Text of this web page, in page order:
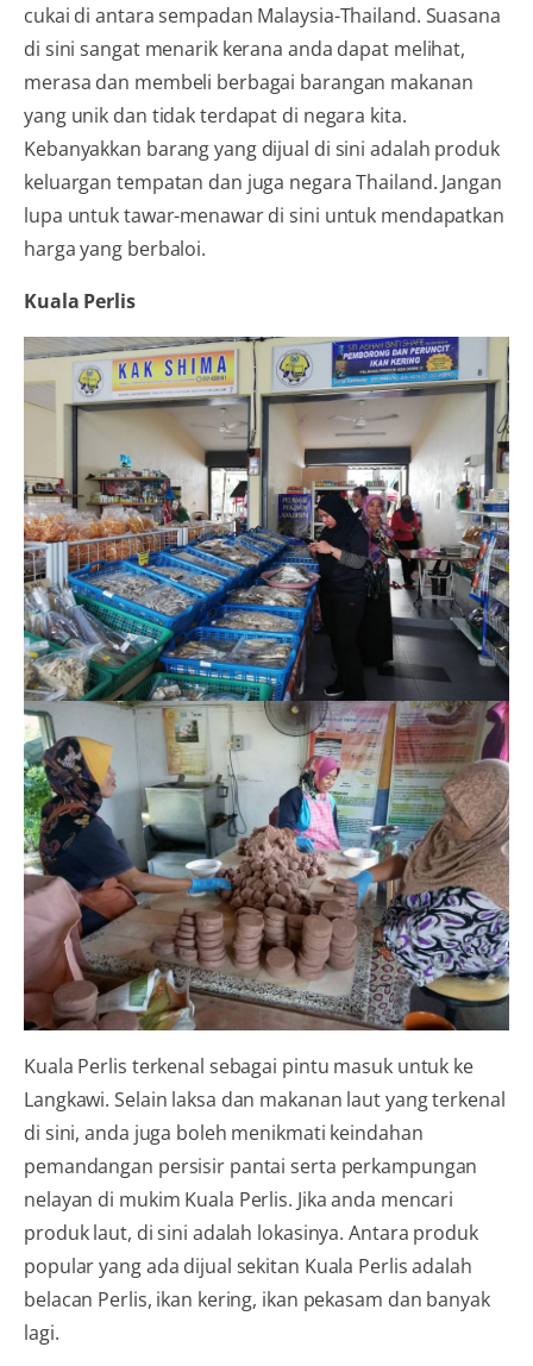
cukai di antara sempadan Malaysia-Thailand. Suasana
di sini sangat menarik kerana anda dapat melihat,
merasa dan membeli berbagai barangan makanan
yang unik dan tidak terdapat di negara kita.
Kebanyakkan barang yang dijual di sini adalah produk
keluargan tempatan dan juga negara Thailand. Jangan
lupa untuk tawar-menawar di sini untuk mendapatkan
harga yang berbaloi.
Kuala Perlis
Kuala Perlis terkenal sebagai pintu masuk untuk ke
Langkawi. Selain laksa dan makanan laut yang terkenal
di sini, anda juga boleh menikmati keindahan
pemandangan persisir pantai serta perkampungan
nelayan di mukim Kuala Perlis. Jika anda mencari
produk laut, di sini adalah lokasinya. Antara produk
popular yang ada dijual sekitan Kuala Perlis adalah
belacan Perlis, ikan kering, ikan pekasam dan banyak
lagi.